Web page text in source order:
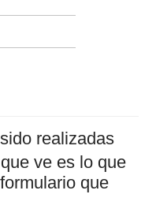
realizadas
ve es lo que
que